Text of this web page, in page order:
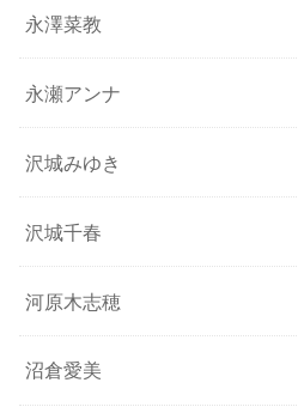
永澤菜教
永瀬アンナ
沢城みゆき
沢城千春
河原木志穂
沼倉愛美